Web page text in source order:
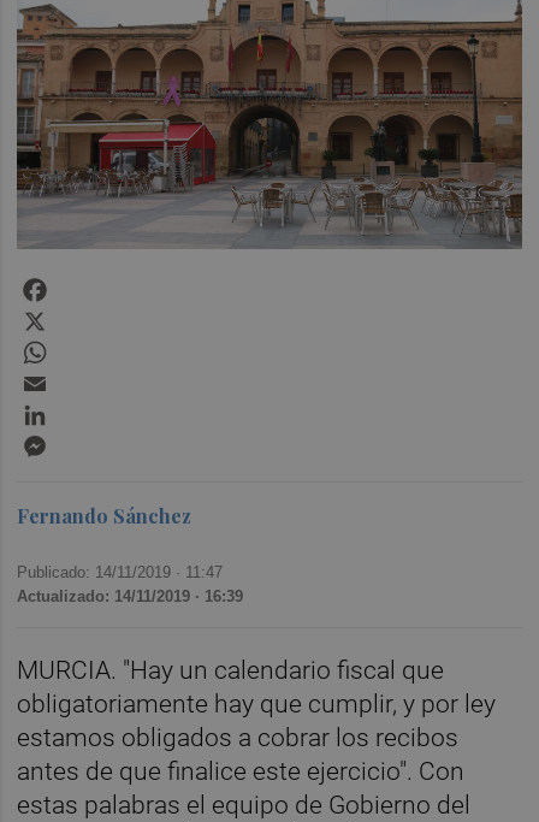
Fernando Sánchez
Publicado: 14/11/2019 · 11:47
Actualizado: 14/11/2019 · 16:39
MURCIA. "Hay un calendario fiscal que
obligatoriamente hay que cumplir, y por ley
estamos obligados a cobrar los recibos
antes de que finalice este ejercicio". Con
estas palabras el equipo de Gobierno del